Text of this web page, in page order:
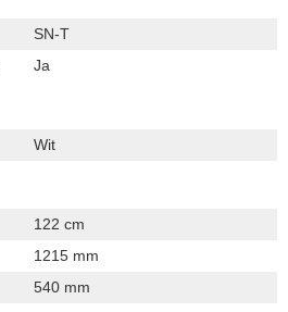
SN-T
Ja
Wit
122 cm
1215 mm
540 mm